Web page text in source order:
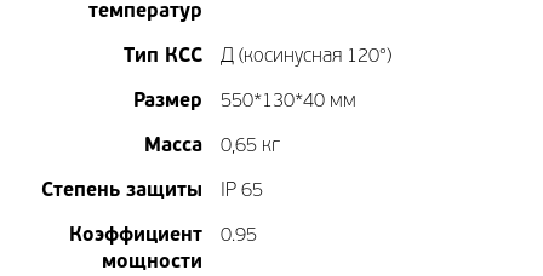
температур
Тип КСС Д (косинусная 120°)
Размер 550*130*40 мм
Масса 0,65 кг
Степень защиты IP 65
Коэффициент
мощности
0.95